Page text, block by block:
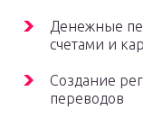
Денежные
счетами и
Создание
переводов